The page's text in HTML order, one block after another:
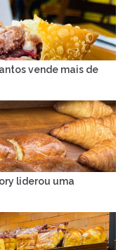
vende mais de
liderou uma